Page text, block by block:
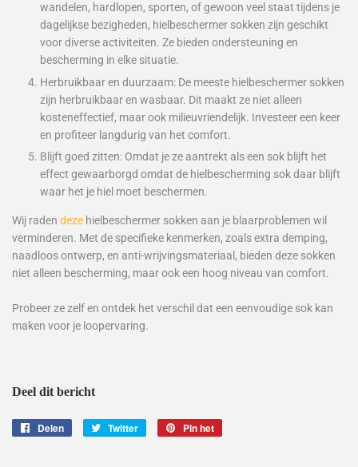
wandelen, hardlopen, sporten, of gewoon veel staat tijdens je
dagelijkse bezigheden, hielbeschermer sokken zijn geschikt
voor diverse activiteiten. Ze bieden ondersteuning en
bescherming in elke situatie.
Herbruikbaar en duurzaam: De meeste hielbeschermer sokken
zijn herbruikbaar en wasbaar. Dit maakt ze niet alleen
kosteneffectief, maar ook milieuvriendelijk. Investeer een keer
en profiteer langdurig van het comfort.
Blijft goed zitten: Omdat je ze aantrekt als een sok blijft het
effect gewaarborgd omdat de hielbescherming sok daar blijft
waar het je hiel moet beschermen.
Wij raden deze hielbeschermer sokken aan je blaarproblemen wil
verminderen. Met de specifieke kenmerken, zoals extra demping,
naadloos ontwerp, en anti-wrijvingsmateriaal, bieden deze sokken
niet alleen bescherming, maar ook een hoog niveau van comfort.
Probeer ze zelf en ontdek het verschil dat een eenvoudige sok kan
maken voor je loopervaring.
Deel dit bericht
Delen
Delen
Twitter
TwitterenPin het